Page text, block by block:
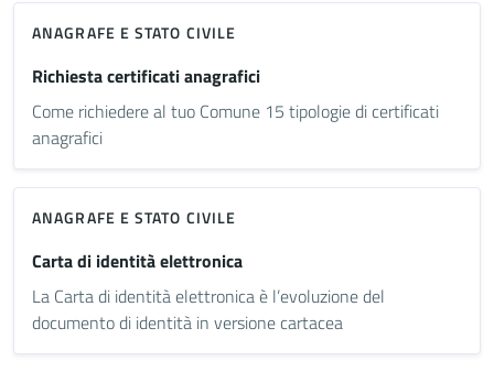
ANAGRAFE E STATO CIVILE
Richiesta certificati anagrafici
Come richiedere al tuo Comune 15 tipologie di certificati
anagrafici
ANAGRAFE E STATO CIVILE
Carta di identità elettronica
La Carta di identità elettronica è l’evoluzione del
documento di identità in versione cartacea